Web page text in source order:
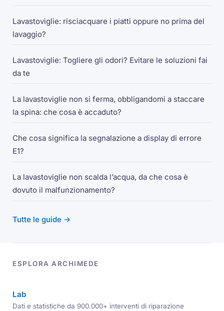
Lavastoviglie: risciacquare i piatti oppure no prima del
lavaggio?
Lavastoviglie: Togliere gli odori? Evitare le soluzioni fai
da te
La lavastoviglie non si ferma, obbligandomi a staccare
la spina: che cosa è accaduto?
Che cosa significa la segnalazione a display di errore
E1?
La lavastoviglie non scalda l’acqua, da che cosa è
dovuto il malfunzionamento?
Tutte le guide →
ESPLORA ARCHIMEDE
Lab
Dati e statistiche da 900.000+ interventi di riparazione